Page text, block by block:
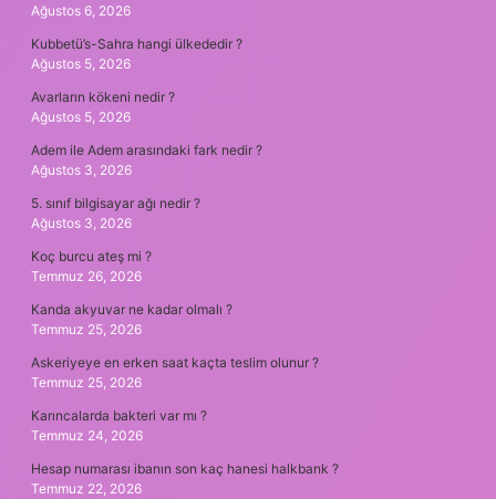
Ağustos 6, 2026
Kubbetü’s-Sahra hangi ülkededir ?
Ağustos 5, 2026
Avarların kökeni nedir ?
Ağustos 5, 2026
Adem ile Adem arasındaki fark nedir ?
Ağustos 3, 2026
5. sınıf bilgisayar ağı nedir ?
Ağustos 3, 2026
Koç burcu ateş mi ?
Temmuz 26, 2026
Kanda akyuvar ne kadar olmalı ?
Temmuz 25, 2026
Askeriyeye en erken saat kaçta teslim olunur ?
Temmuz 25, 2026
Karıncalarda bakteri var mı ?
Temmuz 24, 2026
Hesap numarası ibanın son kaç hanesi halkbank ?
Temmuz 22, 2026